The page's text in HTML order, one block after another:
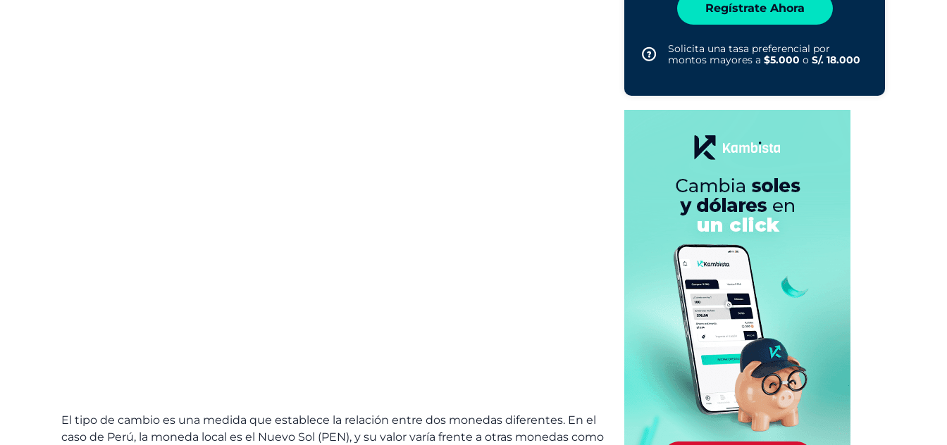
El tipo de cambio es una medida que establece la relación entre dos monedas diferentes. En el
caso de Perú, la moneda local es el Nuevo Sol (PEN), y su valor varía frente a otras monedas como
Regístrate Ahora
Solicita una tasa preferencial por
montos mayores a $5.000 o S/. 18.000